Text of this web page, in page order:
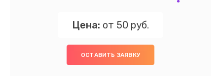
Цена: от 50 руб.
ОСТАВИТЬ ЗАЯВКУ